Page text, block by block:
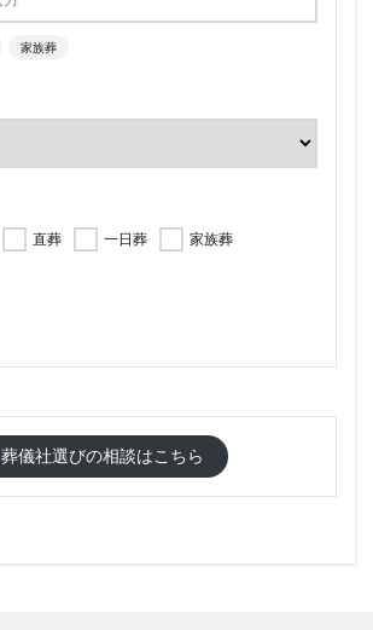
家族葬
直葬 一日葬
家族葬
葬儀社選びの相談はこちら